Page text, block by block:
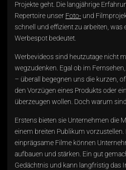
Projekte geht. Die langjährige
Repertoire unser Foto- und
schnell und effizient zu arbeiten,
Werbespot bedeutet.
Werbevideos sind heutzutage nicht
wegzudenken. Egal ob im
– überall begegnen uns die kurzen,
den Vorzügen eines Produkts oder
überzeugen wollen. Doch warum
Erstens bieten sie Unternehmen die
einem breiten Publikum vorzustellen.
einprägsame Filme können
aufbauen und stärken. Ein gut
Gedächtnis und kann langfristig das